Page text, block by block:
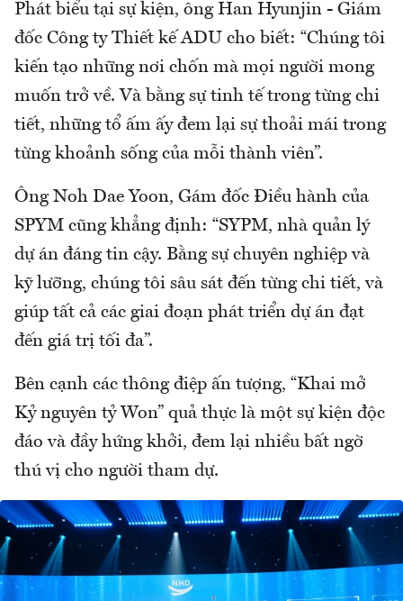
Phát biểu tại sự kiện, ông Han Hyunjin - Giám
đốc Công ty Thiết kế ADU cho biết: “Chúng tôi
kiến tạo những nơi chốn mà mọi người mong
muốn trở về. Và bằng sự tinh tế trong từng chi
tiết, những tổ ấm ấy đem lại sự thoải mái trong
từng khoảnh sống của mỗi thành viên”.
Ông Noh Dae Yoon, Gám đốc Điều hành của
SPYM cũng khẳng định: “SYPM, nhà quản lý
dự án đáng tin cậy. Bằng sự chuyên nghiệp và
kỹ lưỡng, chúng tôi sâu sát đến từng chi tiết, và
giúp tất cả các giai đoạn phát triển dự án đạt
đến giá trị tối đa”.
Bên cạnh các thông điệp ấn tượng, “Khai mở
Kỷ nguyên tỷ Won” quả thực là một sự kiện độc
đáo và đầy hứng khởi, đem lại nhiều bất ngờ
thú vị cho người tham dự.